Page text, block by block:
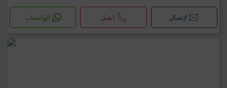
لإتصال اتصل الواتساب